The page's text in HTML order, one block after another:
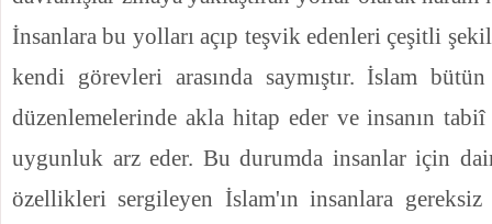
İnsanlara bu yolları açıp teşvik edenleri çeşitli
kendi görevleri arasında saymıştır. İslam bütün
düzenlemelerinde akla hitap eder ve insanın
uygunluk arz eder. Bu durumda insanlar için
özellikleri sergileyen İslam'ın insanlara gereksiz